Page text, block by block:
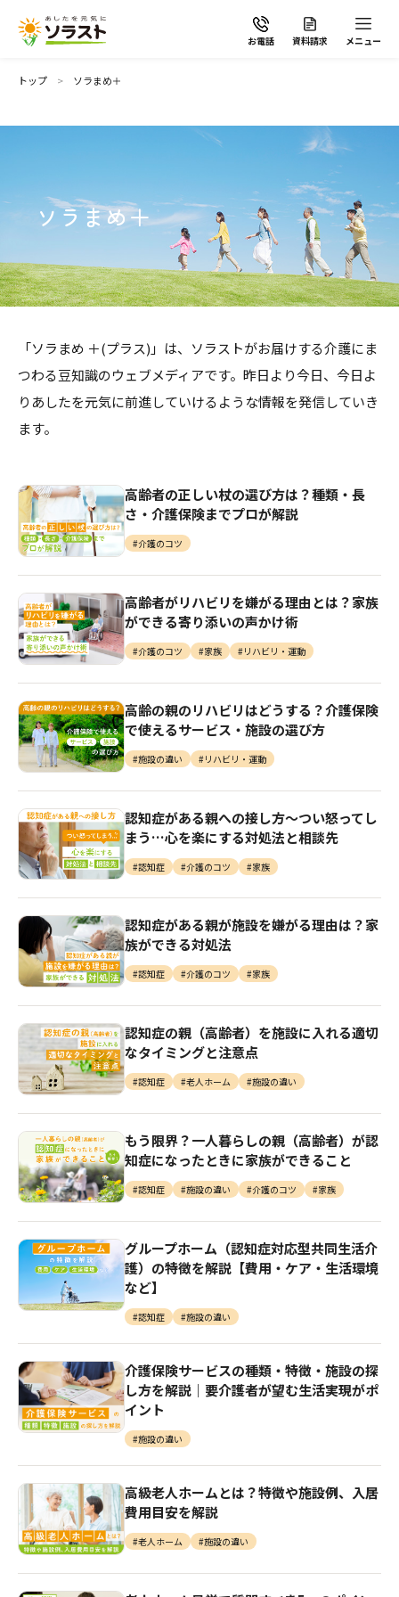
お電話 資料請求 メニュー
介護サービスから探す
介護サービスから探す
施設で暮らす
自宅から通う・泊まる
サービスの相談をする
地域から探す
よくあるご質問
介護のガイド
介護保険サービスについて
介護お役立ちコラム「そらまめ＋」
トップ ソラまめ＋
ソラまめ＋
「ソラまめ ＋(プラス)」は、ソラストがお届けする介護にま
つわる豆知識のウェブメディアです。昨日より今日、今日よ
りあしたを元気に前進していけるような情報を発信していき
ます。
⾼齢者の正しい杖の選び⽅は？種類・⻑
さ・介護保険までプロが解説
#介護のコツ
高齢者がリハビリを嫌がる理由とは？家族
ができる寄り添いの声かけ術
#介護のコツ #家族 #リハビリ・運動
⾼齢の親のリハビリはどうする？介護保険
で使えるサービス・施設の選び⽅
#施設の違い #リハビリ・運動
認知症がある親への接し⽅～つい怒ってし
まう…⼼を楽にする対処法と相談先
#認知症 #介護のコツ #家族
認知症がある親が施設を嫌がる理由は？家
族ができる対処法
#認知症 #介護のコツ #家族
認知症の親（高齢者）を施設に入れる適切
なタイミングと注意点
#認知症 #老人ホーム #施設の違い
もう限界？一人暮らしの親（高齢者）が認
知症になったときに家族ができること
#認知症 #施設の違い #介護のコツ #家族
グループホーム（認知症対応型共同生活介
護）の特徴を解説【費用・ケア・生活環境
など】
#認知症 #施設の違い
介護保険サービスの種類・特徴・施設の探
し方を解説｜要介護者が望む生活実現がポ
イント
#施設の違い
高級老人ホームとは？特徴や施設例、入居
費用目安を解説
#老人ホーム #施設の違い